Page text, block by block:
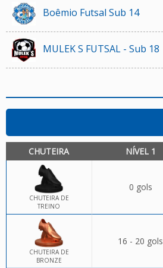
Boêmio Futsal Sub 14
MULEK S FUTSAL - Sub 18
CHUTEIRA NÍVEL 1
CHUTEIRA DE
TREINO
0 gols
CHUTEIRA DE
BRONZE
16 - 20 gols